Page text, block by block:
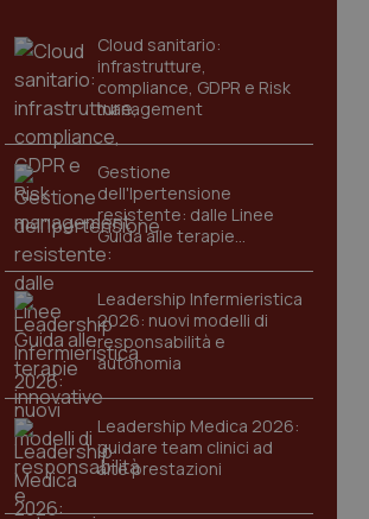
Cloud sanitario:
infrastrutture,
compliance, GDPR e Risk
management
Gestione
dell'Ipertensione
resistente: dalle Linee
Guida alle terapie
innovative
Leadership Infermieristica
2026: nuovi modelli di
responsabilità e
autonomia
Leadership Medica 2026:
guidare team clinici ad
alte prestazioni